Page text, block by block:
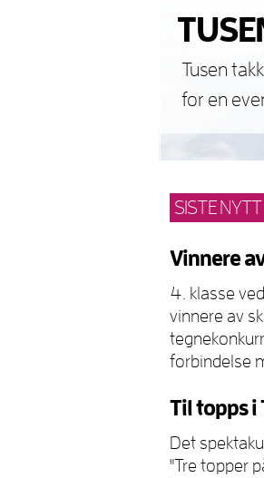
Tusen
for en
SISTE NYTT
Vinnere
4. klasse
vinnere av
forbindelse
Til topps i
Det
"Tre topper